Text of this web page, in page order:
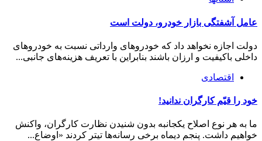
عامل آشفتگی بازار خودرو، دولت است
دولت اجازه نخواهد داد که خودروهای وارداتی نسبت به خودروهای
داخلی باکیفیت و ارزان باشند بنابراین با تعریف هزینه‌های جانبی...
اقتصادی
خود را قیّم کارگران ندانید!
ما به هر نوع اصلاح یکجانبه بدون شنیدن نظارت کارگران، واکنش
خواهیم داشت. پنجم دیماه برخی رسانه‌ها تیتر کردند «اوضاع...